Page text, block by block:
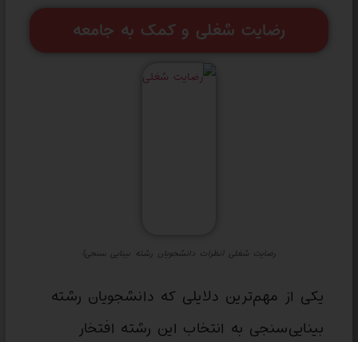
رضایت شغلی و کمک به جامعه
رضایت شغلی (نظرات دانشجویان رشته بینایی سنجی)
یکی از مهم‌ترین دلایلی که دانشجویان رشته
بینایی‌سنجی به انتخاب این رشته افتخار